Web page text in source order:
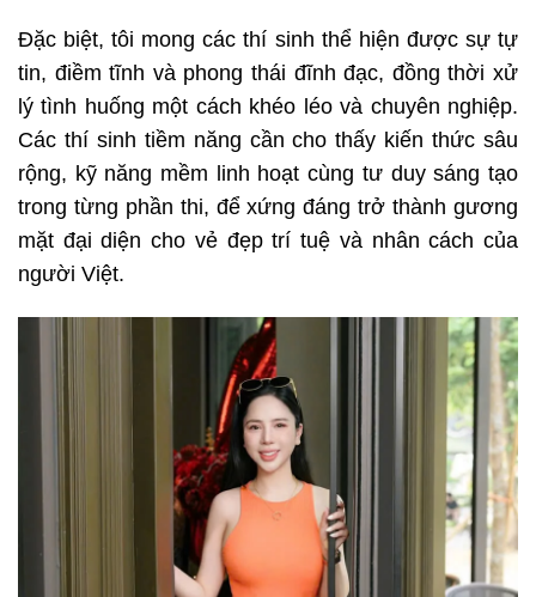
Đặc biệt, tôi mong các thí sinh thể hiện được sự tự
tin, điềm tĩnh và phong thái đĩnh đạc, đồng thời xử
lý tình huống một cách khéo léo và chuyên nghiệp.
Các thí sinh tiềm năng cần cho thấy kiến thức sâu
rộng, kỹ năng mềm linh hoạt cùng tư duy sáng tạo
trong từng phần thi, để xứng đáng trở thành gương
mặt đại diện cho vẻ đẹp trí tuệ và nhân cách của
người Việt.